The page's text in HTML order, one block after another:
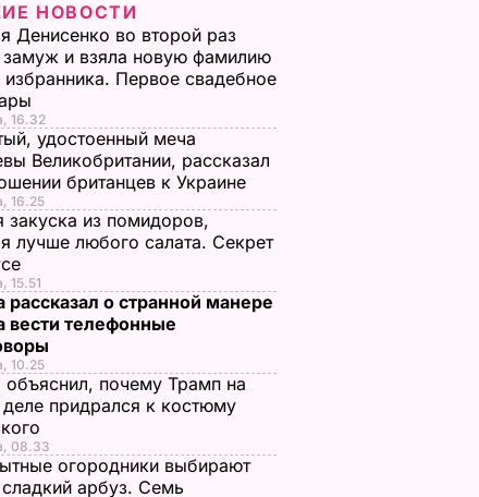
НОВОСТИ
Денисенко во второй раз
и взяла новую фамилию
избранника. Первое свадебное
16.32
удостоенный меча
Великобритании, рассказал
британцев к Украине
16.25
закуска из помидоров,
лучше любого салата. Секрет
15.51
рассказал о странной манере
вести телефонные
10.25
объяснил, почему Трамп на
придрался к костюму
08.33
огородники выбирают
арбуз. Семь